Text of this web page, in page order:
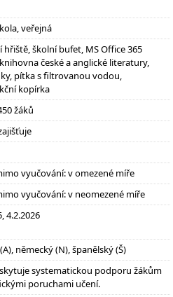
veřejná
hřiště, školní bufet, MS Office 365
české a anglické literatury,
pítka s filtrovanou vodou,
kopírka
žáků
vyučování: v omezené míře
vyučování: v neomezené míře
4.2.2026
německý (N), španělský (Š)
systematickou podporu žákům
poruchami učení.